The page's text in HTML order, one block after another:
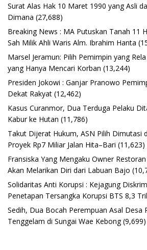
Surat Alas Hak 10 Maret 1990 yang Asli
Dimana (27,688)
Breaking News : MA Putuskan Tanah 11
Sah Milik Ahli Waris Alm. Ibrahim Hanta
Marsel Jeramun: Pilih Pemimpin yang
yang Hanya Mencari Korban (13,244)
Presiden Jokowi : Ganjar Pranowo
Dekat Rakyat (12,462)
Kasus Curanmor, Dua Terduga Pelaku
Kabur ke Hutan (11,786)
Takut Dijerat Hukum, ASN Pilih Dimutasi
Proyek Rp7 Miliar Jalan Hita–Bari (11,623)
Fransiska Yang Mengaku Owner
Akan Melarikan Diri dari Labuan Bajo
Solidaritas Anti Korupsi : Kejagung
Penetapan Tersangka Korupsi BTS 8,3
Sedih, Dua Bocah Perempuan Asal Desa
Tenggelam di Sungai Wae Kebong (9,699)